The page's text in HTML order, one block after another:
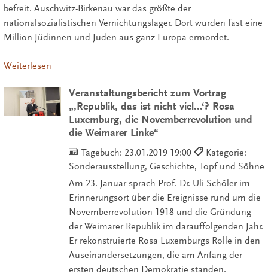
befreit. Auschwitz-Birkenau war das größte der
nationalsozialistischen Vernichtungslager. Dort wurden fast eine
Million Jüdinnen und Juden aus ganz Europa ermordet.
Weiterlesen
Veranstaltungsbericht zum Vortrag
„‚Republik, das ist nicht viel...‘? Rosa
Luxemburg, die Novemberrevolution und
die Weimarer Linke“
Tagebuch: 23.01.2019 19:00
Kategorie:
Sonderausstellung, Geschichte, Topf und Söhne
Am 23. Januar sprach Prof. Dr. Uli Schöler im
Erinnerungsort über die Ereignisse rund um die
Novemberrevolution 1918 und die Gründung
der Weimarer Republik im darauffolgenden Jahr.
Er rekonstruierte Rosa Luxemburgs Rolle in den
Auseinandersetzungen, die am Anfang der
ersten deutschen Demokratie standen.